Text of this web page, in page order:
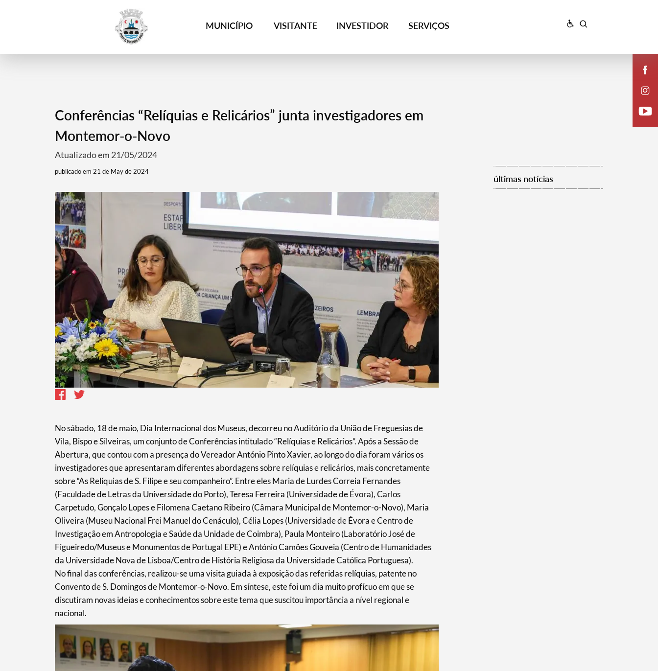
MUNICÍPIO VISITANTE INVESTIDOR SERVIÇOS
Conferências “Relíquias e Relicários” junta investigadores em
Montemor-o-Novo
Atualizado em 21/05/2024
publicado em 21 de May de 2024
No sábado, 18 de maio, Dia Internacional dos Museus, decorreu no Auditório da União de Freguesias de
Vila, Bispo e Silveiras, um conjunto de Conferências intitulado “Relíquias e Relicários”. Após a Sessão de
Abertura, que contou com a presença do Vereador António Pinto Xavier, ao longo do dia foram vários os
investigadores que apresentaram diferentes abordagens sobre relíquias e relicários, mais concretamente
sobre “As Relíquias de S. Filipe e seu companheiro”. Entre eles Maria de Lurdes Correia Fernandes
(Faculdade de Letras da Universidade do Porto), Teresa Ferreira (Universidade de Évora), Carlos
Carpetudo, Gonçalo Lopes e Filomena Caetano Ribeiro (Câmara Municipal de Montemor-o-Novo), Maria
Oliveira (Museu Nacional Frei Manuel do Cenáculo), Célia Lopes (Universidade de Évora e Centro de
Investigação em Antropologia e Saúde da Unidade de Coimbra), Paula Monteiro (Laboratório José de
Figueiredo/Museus e Monumentos de Portugal EPE) e António Camões Gouveia (Centro de Humanidades
da Universidade Nova de Lisboa/Centro de História Religiosa da Universidade Católica Portuguesa).
No final das conferências, realizou-se uma visita guiada à exposição das referidas relíquias, patente no
Convento de S. Domingos de Montemor-o-Novo. Em síntese, este foi um dia muito profícuo em que se
discutiram novas ideias e conhecimentos sobre este tema que suscitou importância a nível regional e
nacional.
últimas notícias